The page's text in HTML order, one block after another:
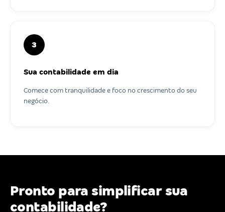
3
Sua contabilidade em dia
Comece com tranquilidade e foco no crescimento do seu
negócio.
Pronto para simplificar sua
contabilidade?